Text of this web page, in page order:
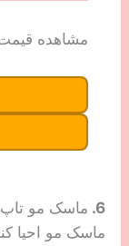
مشاهده
6. ماسک مو
ماسک مو احیا